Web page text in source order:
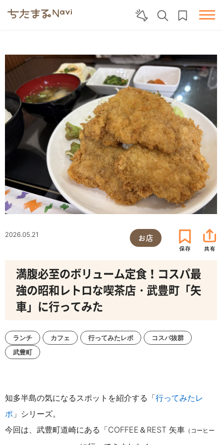
2026.05.21 お店
満腹必至のボリューム定食！コスパ最
強の昭和レトロな喫茶店・武豊町「矢
車」に行ってみた
ランチ カフェ 行ってみたレポ
コスパ抜群
武豊町
知多半島の気になるスポットを紹介する「行ってみたレ
ポ 」シリーズ。
今回は、武豊町道崎にある「COFFEE＆REST 矢車 （コーヒー